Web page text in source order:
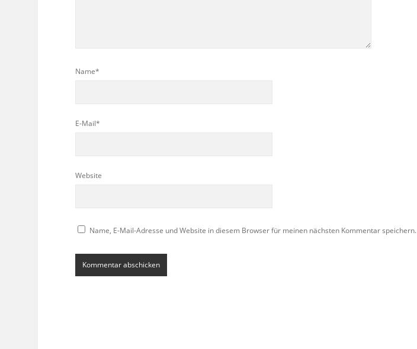
Name*
E-Mail*
Website
Name, E-Mail-Adresse und Website in diesem Browser für meinen nächsten Kommentar speichern.